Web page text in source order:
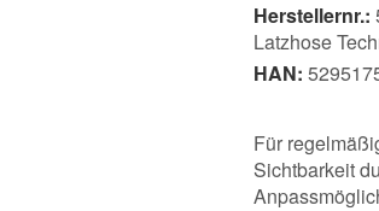
Herstellernr.:
Latzhose
HAN:
Für
Sichtbarkeit